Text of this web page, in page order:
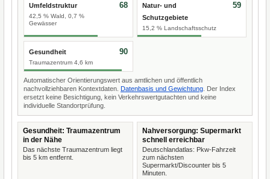
Umfeldstruktur
42,5 % Wald, 0,7 %
Gewässer
68
Natur- und
Schutzgebiete
15,2 % Landschaftsschutz
59
Gesundheit
Traumazentrum 4,6 km
90
Automatischer Orientierungswert aus amtlichen und öffentlich
nachvollziehbaren Kontextdaten. Datenbasis und Gewichtung . Der Index
ersetzt keine Besichtigung, kein Verkehrswertgutachten und keine
individuelle Standortprüfung.
Gesundheit: Traumazentrum
in der Nähe
Das nächste Traumazentrum liegt
bis 5 km entfernt.
Nahversorgung: Supermarkt
schnell erreichbar
Deutschlandatlas: Pkw-Fahrzeit
zum nächsten
Supermarkt/Discounter bis 5
Minuten.